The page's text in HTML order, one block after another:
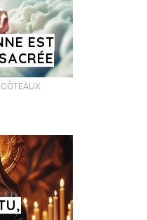
EST